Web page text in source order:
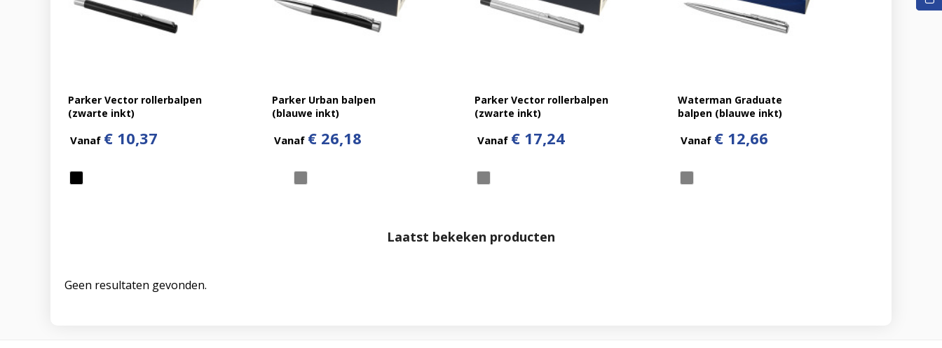
Parker Vector rollerbalpen
(zwarte inkt)
Vanaf € 10,37
Parker Urban balpen
(blauwe inkt)
Vanaf € 26,18
Parker Vector rollerbalpen
(zwarte inkt)
Vanaf € 17,24
Waterman Graduate
balpen (blauwe inkt)
Vanaf € 12,66
Laatst bekeken producten
Geen resultaten gevonden.